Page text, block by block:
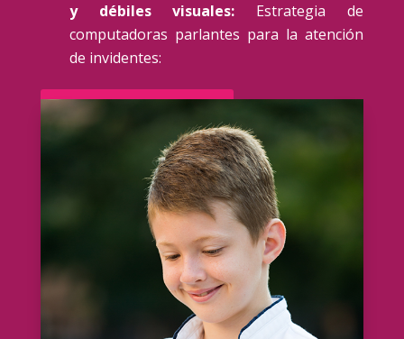
y débiles visuales: Estrategia de
computadoras parlantes para la atención
de invidentes:
Ir a la página de la INEA